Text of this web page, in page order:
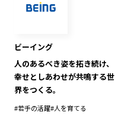
ビーイング
人のあるべき姿を拓き続け、
幸せとしあわせが共鳴する世
界をつくる。
#若手の活躍#人を育てる